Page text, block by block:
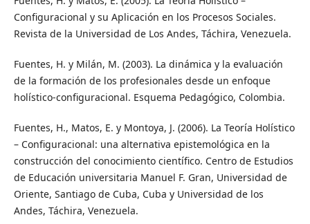
Configuracional y su Aplicación en los Procesos Sociales.
Revista de la Universidad de Los Andes, Táchira, Venezuela.
Fuentes, H. y Milán, M. (2003). La dinámica y la evaluación
de la formación de los profesionales desde un enfoque
holístico-configuracional. Esquema Pedagógico, Colombia.
Fuentes, H., Matos, E. y Montoya, J. (2006). La Teoría Holístico
– Configuracional: una alternativa epistemológica en la
construcción del conocimiento científico. Centro de Estudios
de Educación universitaria Manuel F. Gran, Universidad de
Oriente, Santiago de Cuba, Cuba y Universidad de los
Andes, Táchira, Venezuela.